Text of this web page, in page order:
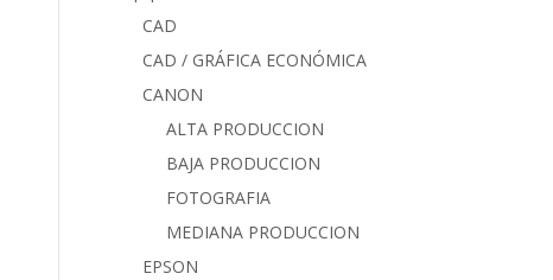
CAD
CAD / GRÁFICA ECONÓMICA
CANON
ALTA PRODUCCION
BAJA PRODUCCION
FOTOGRAFIA
MEDIANA PRODUCCION
EPSON